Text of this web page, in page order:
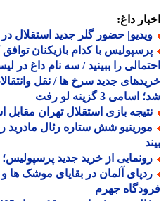
داغ:
حضور گلر جدید استقلال در
را ببینید / سه نام داغ در
جدید سرخ ها / نقل
3 گزینه لو رفت
بازی استقلال تهران مقابل
شش ستاره رئال مادرید را
از خرید جدید پرسپولیس؛
آلمان در بقایای موشک ها و
جهرم